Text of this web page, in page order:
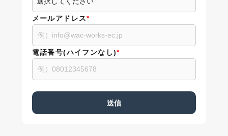
メールアドレス*
電話番号(ハイフンなし)*